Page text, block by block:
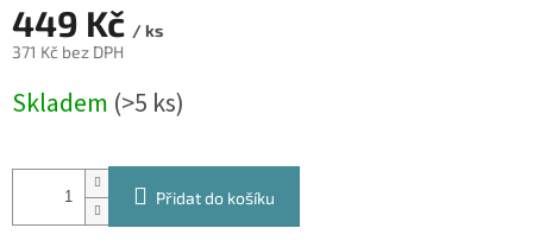
449 Kč / ks
371 Kč bez DPH
cena:
Skladem (>5 ks)
Přidat do košíku